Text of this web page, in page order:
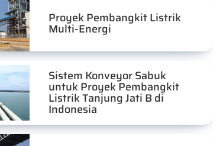
Proyek Pembangkit Listrik
Multi-Energi
Sistem Konveyor Sabuk
untuk Proyek Pembangkit
Listrik Tanjung Jati B di
Indonesia